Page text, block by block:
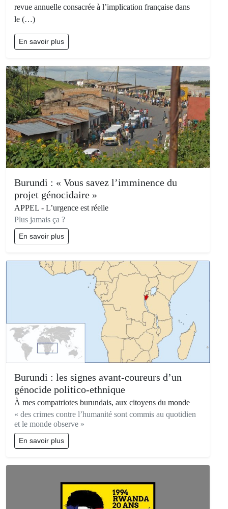
revue annuelle consacrée à l’implication française dans
le (…)
En savoir plus
Burundi : « Vous savez l’imminence du
projet génocidaire »
APPEL - L’urgence est réelle
Plus jamais ça ?
En savoir plus
Burundi : les signes avant-coureurs d’un
génocide politico-ethnique
À mes compatriotes burundais, aux citoyens du monde
« des crimes contre l’humanité sont commis au quotidien
et le monde observe »
En savoir plus